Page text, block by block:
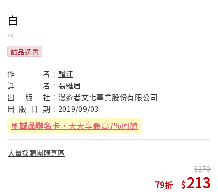
白
흰
誠品選書
作 者： 韓江
譯
者： 張雅眉
出
版 社： 漫遊者文化事業股份有限公司
出 版 日 期： 2019/09/03
刷誠品聯名卡 ，天天享最高7%回饋
大量採購團購專區
79
270
213